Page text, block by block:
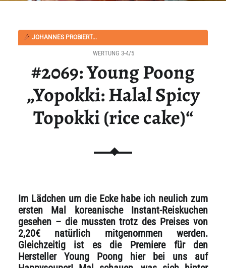
JOHANNES PROBIERT...
#2069: Young Poong
„Yopokki: Halal Spicy
Topokki (rice cake)“
WERTUNG 3-4/5
Im Lädchen um die Ecke habe ich neulich zum
ersten Mal koreanische Instant-Reiskuchen
gesehen – die mussten trotz des Preises von
2,20€ natürlich mitgenommen werden.
Gleichzeitig ist es die Premiere für den
Hersteller Young Poong hier bei uns auf